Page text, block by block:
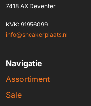
7418 AX Deventer
KVK: 91956099
info@sneakerplaats.nl
Navigatie
Assortiment
Sale